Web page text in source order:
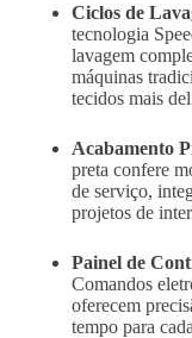
Ciclos de
tecnologia
lavagem
máquinas
tecidos mais
Acabamento
preta confere
de serviço,
projetos de
Painel de
Comandos
oferecem
tempo para